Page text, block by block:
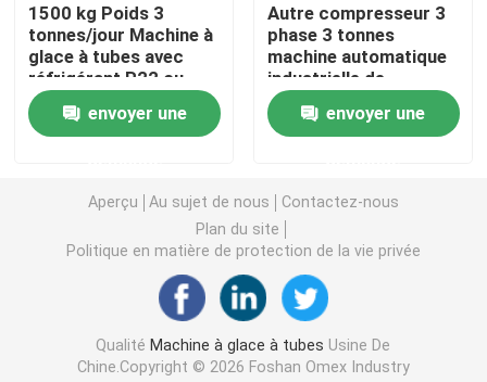
Machine de refroidissement directe de bloc de glace
Machine à glace d'eau douce de flocon
machine à glace commerciale de cube
Machine à glaçons à plaques
Un congélateur rapide
1500 kg Poids 3
tonnes/jour Machine à
glace à tubes avec
réfrigérant R22 ou
R404a
envoyer une
Autre compresseur 3
phase 3 tonnes
machine automatique
industrielle de
fabrication de tubes
de glace à prix
abordable
envoyer une
Aperçu Au sujet de nous
Contactez-nous
Plan du site
Politique en matière de protection de la vie privée
Qualité Machine à glace à tubes Usine De
Chine.Copyright © 2026 Foshan Omex Industry